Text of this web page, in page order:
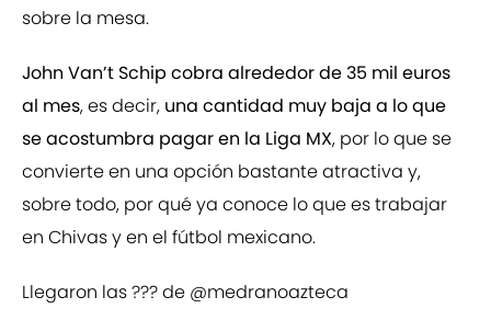
sobre la mesa.
John Van’t Schip cobra alrededor de 35 mil euros
al mes, es decir, una cantidad muy baja a lo que
se acostumbra pagar en la Liga MX, por lo que se
convierte en una opción bastante atractiva y,
sobre todo, por qué ya conoce lo que es trabajar
en Chivas y en el fútbol mexicano.
Llegaron las ??? de @medranoazteca